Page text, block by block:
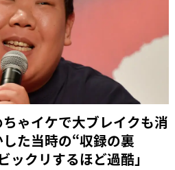
ちゃイケで大ブレイクも消
た当時の“収録の裏
ックリするほど過酷」